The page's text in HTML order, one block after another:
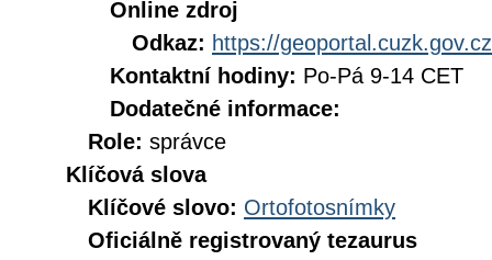
Online zdroj
Odkaz: https://geoportal.cuzk.gov.cz
Kontaktní hodiny: Po-Pá 9-14 CET
Dodatečné informace:
Role: správce
Klíčová slova
Klíčové slovo: Ortofotosnímky
Oficiálně registrovaný tezaurus